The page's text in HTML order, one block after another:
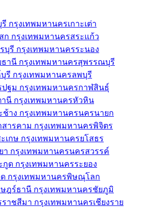
กรุงเทพมหานครเกาะเต่า
ก กรุงเทพมหานครสระแก้ว
บุรี กรุงเทพมหานครระนอง
ธานี กรุงเทพมหานครสุพรรณบุรี
รี กรุงเทพมหานครลพบุรี
ฐม กรุงเทพมหานครกาฬสินธุ์
านี กรุงเทพมหานครหัวหิน
ช้าง กรุงเทพมหานครนครนายก
ารคาม กรุงเทพมหานครพิจิตร
เกษ กรุงเทพมหานครยโสธร
า กรุงเทพมหานครนครสวรรค์
กูด กรุงเทพมหานครระยอง
กรุงเทพมหานครพิษณุโลก
ษฎร์ธานี กรุงเทพมหานครชัยภูมิ
ราชสีมา กรุงเทพมหานครเชียงราย